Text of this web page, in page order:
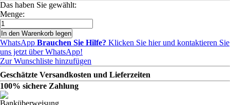
Das haben Sie gewählt:
Menge:
In den Warenkorb legen
WhatsApp Brauchen Sie Hilfe? Klicken Sie hier und kontaktieren Sie
uns jetzt über WhatsApp!
Zur Wunschliste hinzufügen
Geschätzte Versandkosten und Lieferzeiten
100% sichere Zahlung